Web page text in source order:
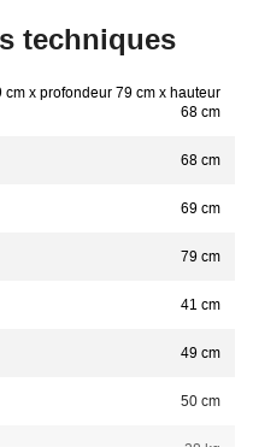
techniques
cm x profondeur 79 cm x hauteur
68 cm
68 cm
69 cm
79 cm
41 cm
49 cm
50 cm